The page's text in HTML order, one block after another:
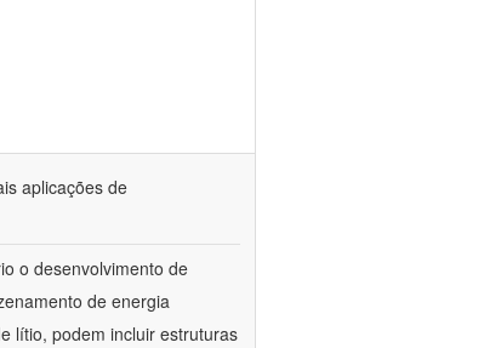
aplicações de
o desenvolvimento de
de energia
lítio, podem incluir estruturas